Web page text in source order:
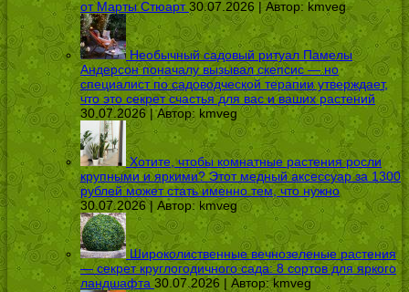
от Марты Стюарт 30.07.2026 | Автор: kmveg
Необычный садовый ритуал Памелы
Андерсон поначалу вызывал скепсис — но
специалист по садоводческой терапии утверждает,
что это секрет счастья для вас и ваших растений
30.07.2026 | Автор: kmveg
Хотите, чтобы комнатные растения росли
крупными и яркими? Этот медный аксессуар за 1300
рублей может стать именно тем, что нужно
30.07.2026 | Автор: kmveg
Широколиственные вечнозеленые растения
— секрет круглогодичного сада: 8 сортов для яркого
ландшафта 30.07.2026 | Автор:kmveg